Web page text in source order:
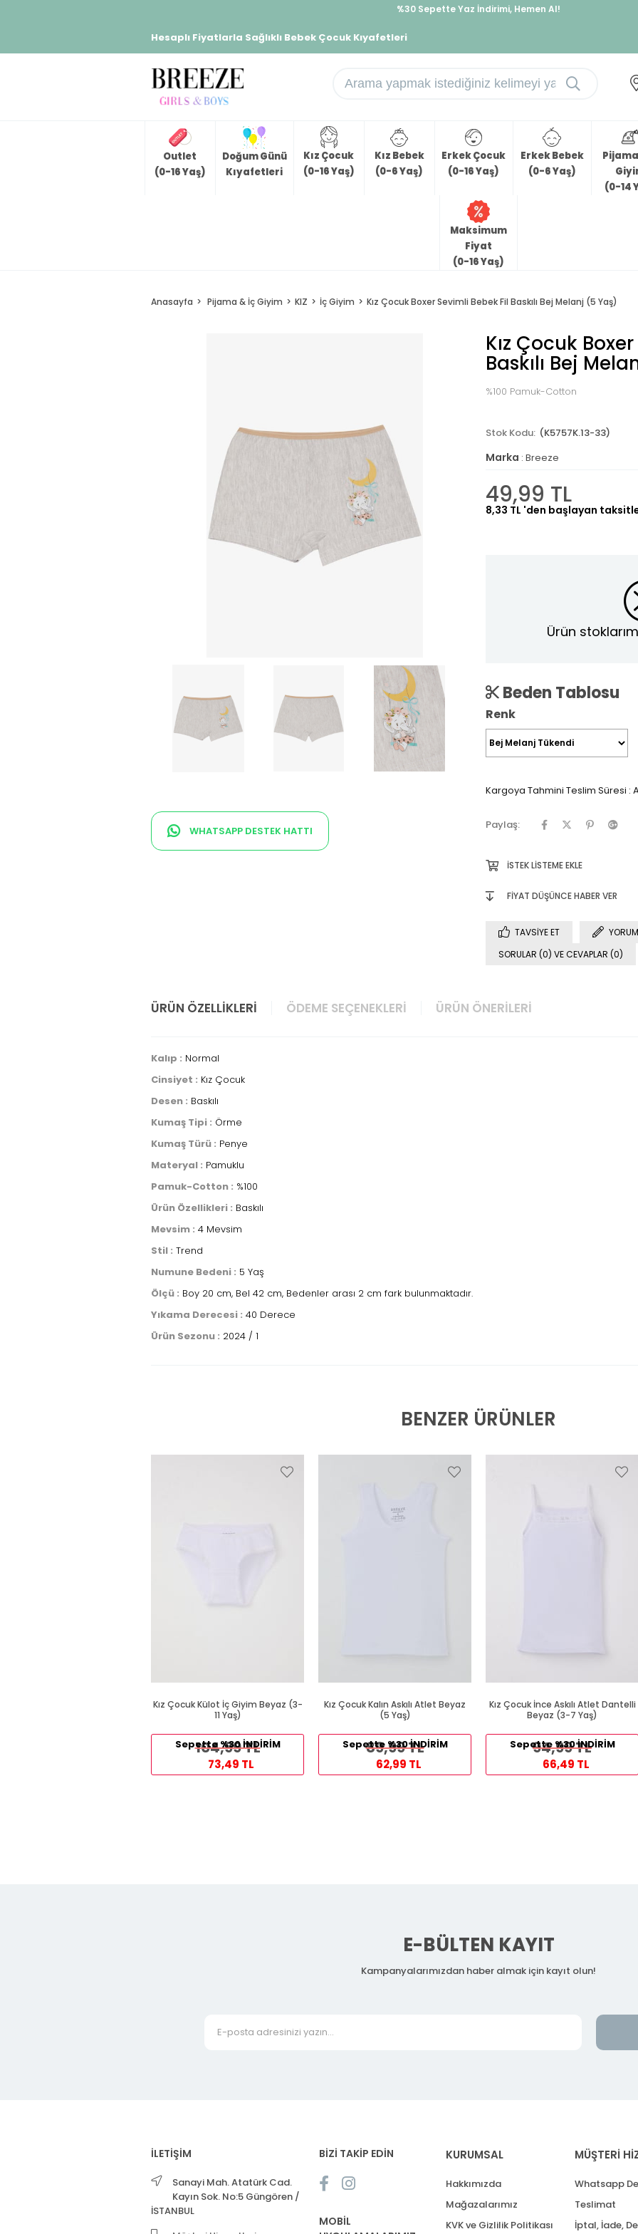
%30 Sepette Yaz İndirimi, Hemen Al!
Hesaplı Fiyatlarla Sağlıklı Bebek Çocuk Kıyafetleri
Outlet
(0-16 Yaş)
Doğum Günü
Kıyafetleri
Kız Çocuk
(0-16 Yaş)
Kız Bebek
(0-6 Yaş)
Erkek Çocuk
(0-16 Yaş)
Erkek Bebek
(0-6 Yaş)
(0-14
Maksimum
Fiyat
(0-16 Yaş)
Anasayfa Pijama & İç Giyim KIZ İç Giyim Kız Çocuk Boxer Sevimli Bebek Fil Baskılı Bej Melanj (5 Yaş)
WHATSAPP DESTEK HATTI
Kız Çocuk
Baskılı Bej
%100 Pamuk-Cotton
(K5757K.13-33)
Marka : Breeze
49,99 TL
8,33 TL 'den başlayan
Ürün
Beden Tablosu
Renk
Kargoya Tahmini Teslim Süresi :
Paylaş:
İSTEK LISTEME EKLE
FIYAT DÜŞÜNCE HABER VER
TAVSIYE ET
SORULAR (0) VE CEVAPLAR (0)
ÜRÜN ÖZELLIKLERI ÖDEME SEÇENEKLERI ÜRÜN ÖNERILERI
Kalıp : Normal
Cinsiyet : Kız Çocuk
Desen : Baskılı
Kumaş Tipi : Örme
Kumaş Türü : Penye
Materyal : Pamuklu
Pamuk-Cotton : %100
Ürün Özellikleri : Baskılı
Mevsim : 4 Mevsim
Stil : Trend
Numune Bedeni : 5 Yaş
Ölçü : Boy 20 cm, Bel 42 cm, Bedenler arası 2 cm fark bulunmaktadır.
Yıkama Derecesi : 40 Derece
Ürün Sezonu : 2024 / 1
BENZER ÜRÜNLER
Kız Çocuk Külot İç Giyim Beyaz (3-
11 Yaş)
104,99 TL
Sepette %30 İNDİRİM
73,49 TL
Kız Çocuk Kalın Askılı Atlet Beyaz
(5 Yaş)
89,99 TL
Sepette %30 İNDİRİM
62,99 TL
Kız Çocuk İnce Askılı Atlet Dantelli
Beyaz (3-7 Yaş)
94,99 TL
Sepette %30 İNDİRİM
66,49 TL
E-BÜLTEN KAYIT
Kampanyalarımızdan haber almak için kayıt olun!
İLETİŞİM
Sanayi Mah. Atatürk Cad.
Kayın Sok. No:5 Güngören /
İSTANBUL
BİZİ TAKİP EDİN
MOBİL
KURUMSAL
Hakkımızda
Mağazalarımız
KVK ve Gizlilik Politikası
MÜŞTERİ
Whatsapp
Teslimat
İptal, İade,